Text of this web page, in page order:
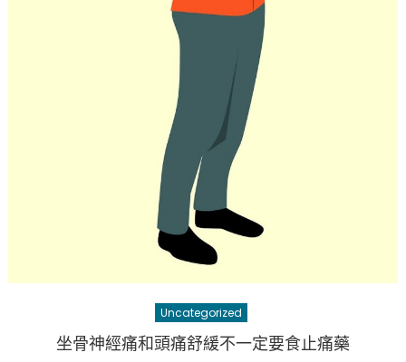
Uncategorized
坐骨神經痛和頭痛舒緩不一定要食止痛藥